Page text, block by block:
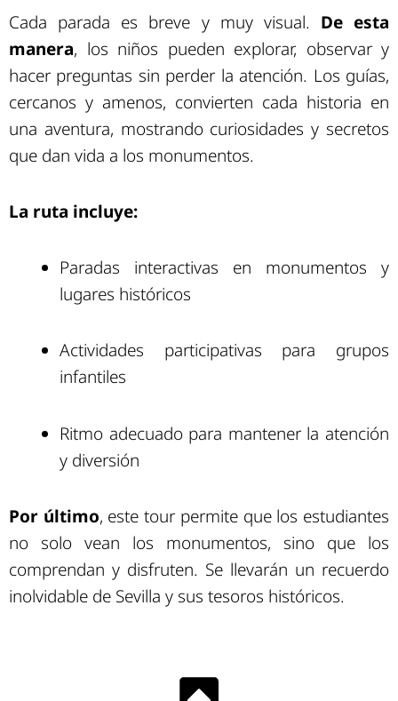
Cada parada es breve y muy visual. De esta
manera, los niños pueden explorar, observar y
hacer preguntas sin perder la atención. Los guías,
cercanos y amenos, convierten cada historia en
una aventura, mostrando curiosidades y secretos
que dan vida a los monumentos.
La ruta incluye:
Paradas interactivas en monumentos y
lugares históricos
Actividades participativas para grupos
infantiles
Ritmo adecuado para mantener la atención
y diversión
Por último, este tour permite que los estudiantes
no solo vean los monumentos, sino que los
comprendan y disfruten. Se llevarán un recuerdo
inolvidable de Sevilla y sus tesoros históricos.